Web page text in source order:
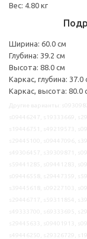
Вес: 4.80 кг
Ширина: 60.0 см
Глубина: 39.2 см
Высота: 88.0 см
Каркас, глубина: 37.0
Каркас, высота: 80.0